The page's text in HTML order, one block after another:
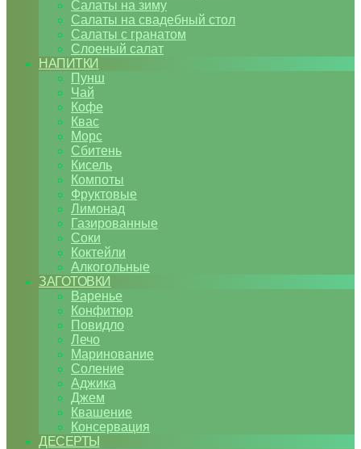
Салаты на зиму
Салаты на свадебный стол
Салаты с гранатом
Слоеный салат
НАПИТКИ
Пунш
Чай
Кофе
Квас
Морс
Сбитень
Кисель
Компоты
Фруктовые
Лимонад
Газированные
Соки
Коктейли
Алкогольные
ЗАГОТОВКИ
Варенье
Конфитюр
Повидло
Лечо
Маринование
Соление
Аджика
Джем
Квашение
Консервация
ДЕСЕРТЫ